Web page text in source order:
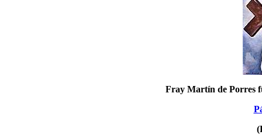
Fray Martín de Porres